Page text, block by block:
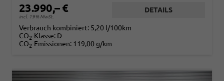
23.990,– €
incl. 19% MwSt.
DETAILS
Verbrauch kombiniert: 5,20 l/100km
CO2-Klasse: D
CO2-Emissionen: 119,00 g/km